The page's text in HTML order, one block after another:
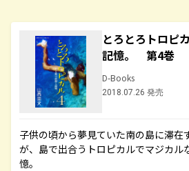
とろとろトロピ
記憶。 第4巻
D-Books
2018.07.26 発売
子供の頃から夢見ていた南の島に滞在
が、島で出合うトロピカルでマジカル
憶。